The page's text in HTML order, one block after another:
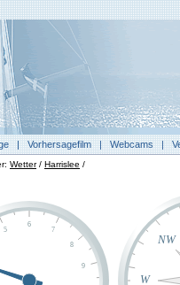
|Vorhersagefilm|Webcams|
Wetter/ Harrislee /